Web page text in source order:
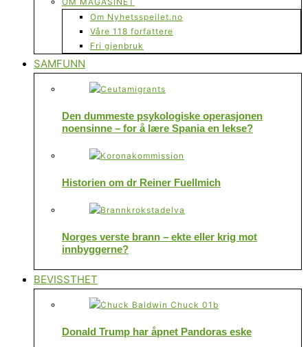
Om Nyhetsspeilet.no
Våre 118 forfattere
Fri gjenbruk
SAMFUNN
Den dummeste psykologiske operasjonen
noensinne – for å lære Spania en lekse?
Historien om dr Reiner Fuellmich
Norges verste brann – ekte eller krig mot
innbyggerne?
BEVISSTHET
Donald Trump har åpnet Pandoras eske